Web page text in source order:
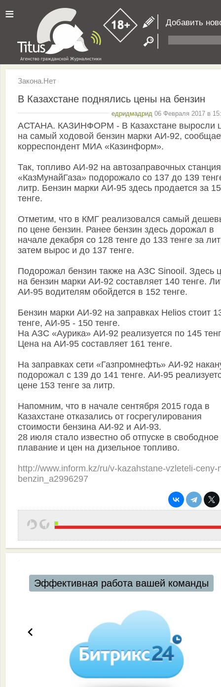
≡ Добавить
Закона.Нет
В Казахстане поднялись цены на бензин
едридмадрид 06 Февраля 2017 в
АСТАНА. КАЗИНФОРМ - В Казахстане выросли
на самый ходовой бензин марки АИ-92,
корреспондент МИА «Казинформ».
Так, топливо АИ-92 на автозаправочных
«КазМунайГаза» подорожало со 137 до 139
литр. Бензин марки АИ-95 здесь продается за
тенге.
Отметим, что в КМГ реализовался самый
по цене бензин. Ранее бензин здесь дорожал в
начале декабря со 128 тенге до 133 тенге за
затем вырос и до 137 тенге.
Подорожал бензин также на АЗС Sinooil. Здесь
на бензин марки АИ-92 составляет 140 тенге.
АИ-95 водителям обойдется в 152 тенге.
Бензин марки АИ-92 на заправках Helios стоит
тенге, АИ-95 - 150 тенге.
На АЗС «Аурика» АИ-92 реализуется по 145
Цена на АИ-95 составляет 161 тенге.
На заправках сети «Газпромнефть» АИ-92
подорожал с 139 до 141 тенге. АИ-95
цене 153 тенге за литр.
Напомним, что в начале сентября 2015 года в
Казахстане отказались от госрегулирования
стоимости бензина АИ-92 и АИ-93.
28 июля стало известно об отпуске в свободное
плавание и цен на дизельное топливо.
http://www.inform.kz/ru/v-kazahstane-vzleteli-ceny-
benzin_a2996297
Автоматизация ресторанов и кафе